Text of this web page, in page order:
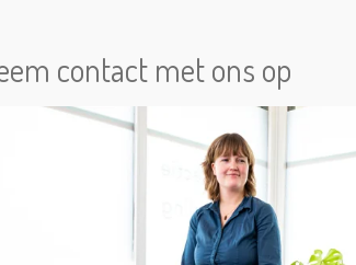
contact met ons op